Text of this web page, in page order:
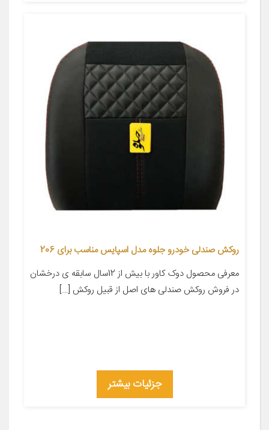
روکش صندلی خودرو جلوه مدل اسپایس مناسب برای 206
معرفی محصول دوک کاور با بیش از 12سال سابقه ی درخشان
در فروش روکش صندلی های اصل از قبیل روکش […]
جزئیات بیشتر